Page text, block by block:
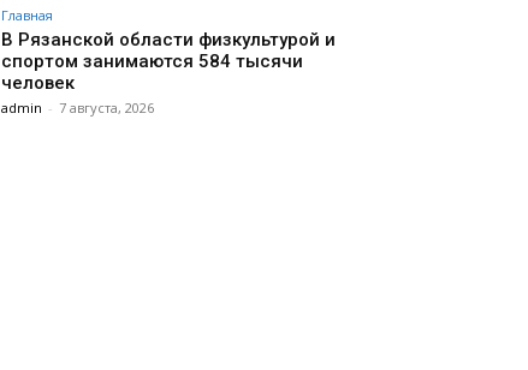
Главная
В Рязанской области физкультурой и
спортом занимаются 584 тысячи
человек
admin - 7 августа, 2026